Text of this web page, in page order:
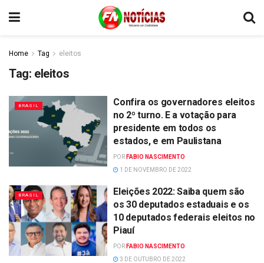
Home Tag eleitos
Tag: eleitos
BRASIL
Confira os governadores eleitos
no 2º turno. E a votação para
presidente em todos os
estados, e em Paulistana
POR FABIO NASCIMENTO
1 DE NOVEMBRO DE 2022
BRASIL
Eleições 2022: Saiba quem são
os 30 deputados estaduais e os
10 deputados federais eleitos no
Piauí
POR FABIO NASCIMENTO
3 DE OUTUBRO DE 2022